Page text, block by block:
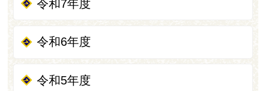
令和7年度
令和6年度
令和5年度